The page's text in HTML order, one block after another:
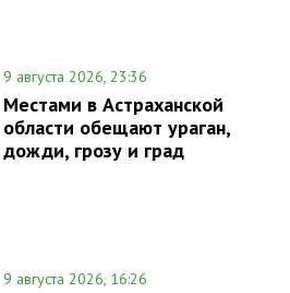
9 августа 2026, 23:36
Местами в Астраханской
области обещают ураган,
дожди, грозу и град
9 августа 2026, 16:26